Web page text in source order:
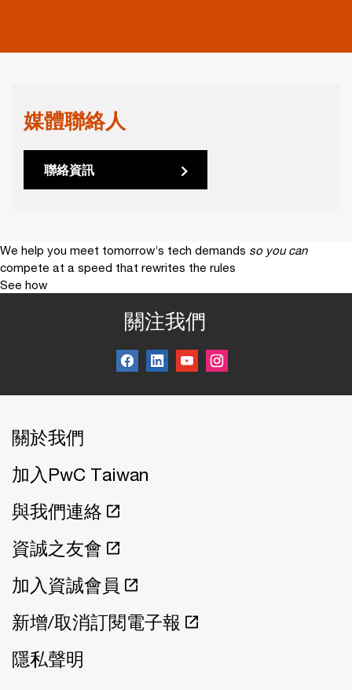
媒體聯絡人
聯絡資訊
We help you meet tomorrow’s tech demands so you can
compete at a speed that rewrites the rules
See how
關注我們
關於我們
加入PwC Taiwan
與我們連絡
資誠之友會
加入資誠會員
新增/取消訂閱電子報
隱私聲明